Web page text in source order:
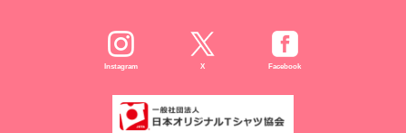
８. Cookie（クッキー）等の利用について
当社のウェブサイトでは、お客様に適したサービスや情報、広告等
を提供する目的のため、Cookie（クッキー）及びそれに類する技
Instagram X Facebook